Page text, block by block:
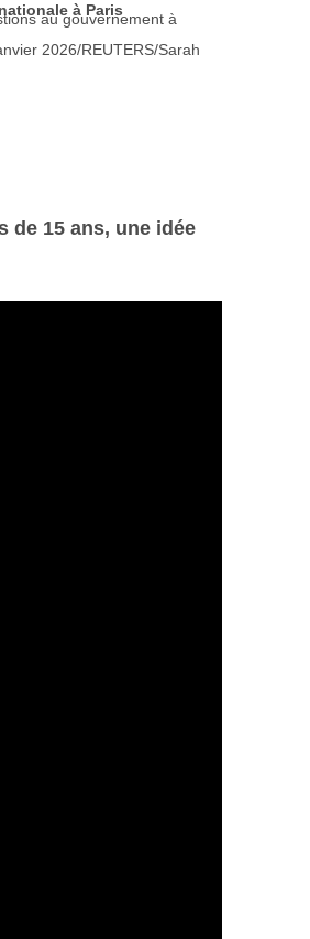
à Paris
au gouvernement à
2026/REUTERS/Sarah
de 15 ans, une idée